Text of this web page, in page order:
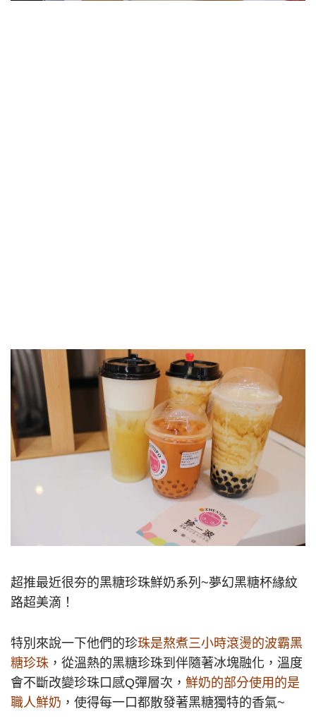
超推最近很夯的黑糖珍珠鮮奶系列~夢幻黑糖杯緣紋
路超美滴！
特別來說一下他們的珍珠是熬煮三小時滾燙的波霸黑
糖珍珠 ，從溫熱的黑糖珍珠到伴隨著冰塊融化，溫度
會不斷改變珍珠口感Q彈層次， 鮮奶的部分使用的是
職人鮮奶 ，使得每一口都散發著黑糖獨特的香氣~